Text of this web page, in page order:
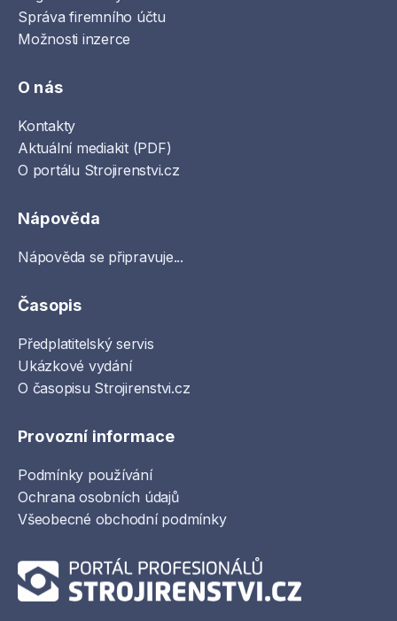
Správa firemního účtu
Možnosti inzerce
O nás
Kontakty
Aktuální mediakit (PDF)
O portálu Strojirenstvi.cz
Nápověda
Nápověda se připravuje...
Časopis
Předplatitelský servis
Ukázkové vydání
O časopisu Strojirenstvi.cz
Provozní informace
Podmínky používání
Ochrana osobních údajů
Všeobecné obchodní podmínky